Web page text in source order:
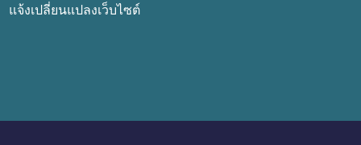
แจ้งเปลี่ยนแปลงเว็บไซต์